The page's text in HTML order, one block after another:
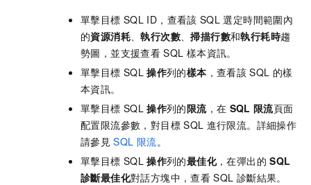
單擊目標 SQL ID，查看該 SQL 選定時間範圍內
的資源消耗 、執行次數 、掃描行數和執行耗時趨
勢圖，並支援查看 SQL 樣本資訊。
單擊目標 SQL 操作列的樣本 ，查看該 SQL 的樣
本資訊。
單擊目標 SQL 操作列的限流，在 SQL 限流頁面
配置限流參數，對目標 SQL 進行限流。詳細操作
請參見 SQL 限流。
單擊目標 SQL 操作列的最佳化，在彈出的 SQL
診斷最佳化對話方塊中，查看 SQL 診斷結果。